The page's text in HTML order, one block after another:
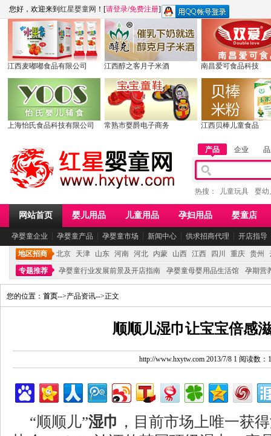
您好，欢迎来到 红星婴童网 ！[请登录/免费注册]
江西麦嘟嘟食品有限公司 江西醇之客月子米酒 南昌爱可食品科技
上海怡氏食品科技有限公司 常熟市婴爵电子商务 江西贝棒儿童食品
产品 企业
热搜： 儿童玩具 婴幼
网站首页 婴儿用品 儿童用品 孕妇用品 婴童店
孕婴童企业 ┆ 孕婴童产品 ┆ 孕婴童市场 ┆ 新闻中心 ┆ 供求招商代理 ┆ 开店指导
地区招商 北京 天津 山东 河南 河北 内蒙 山西 江西 四川 重庆 贵州
专题推荐
孕婴童行业发展前景及开店指南 孕婴童母婴用品生活馆 孕期营
您的位置： 首页-->产品资讯-->正文
顺顺儿湿巾让宝宝倍感
http://www.hxytw.com 2013/7/8 1 阅读数：
“顺顺儿”湿巾 ，目前市场上唯一获